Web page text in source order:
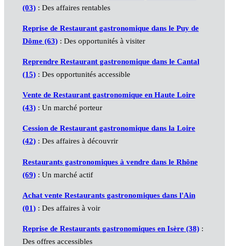
(03): Des affaires rentables
Reprise de Restaurant gastronomique dans le Puy de
Dôme (63): Des opportunités à visiter
Reprendre Restaurant gastronomique dans le Cantal
(15): Des opportunités accessible
Vente de Restaurant gastronomique en Haute Loire
(43): Un marché porteur
Cession de Restaurant gastronomique dans la Loire
(42): Des affaires à découvrir
Restaurants gastronomiques à vendre dans le Rhône
(69): Un marché actif
Achat vente Restaurants gastronomiques dans l'Ain
(01): Des affaires à voir
Reprise de Restaurants gastronomiques en Isère (38):
Des offres accessibles